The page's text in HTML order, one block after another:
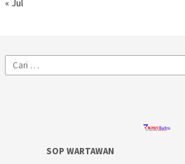
« Jul
Cari
untuk:
SOP WARTAWAN